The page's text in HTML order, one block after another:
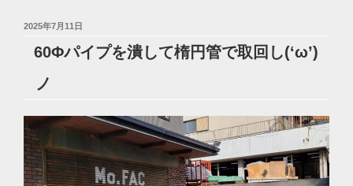
投
日:
2025年7月11日
60Φパイプを潰して楕円管で取回し(‘ω’)
ノ